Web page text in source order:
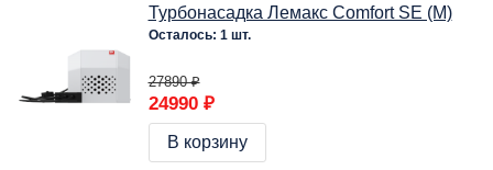
Турбонасадка Лемакс Comfort SE (M)
Осталось: 1 шт.
27890 ₽
24990 ₽
В корзину